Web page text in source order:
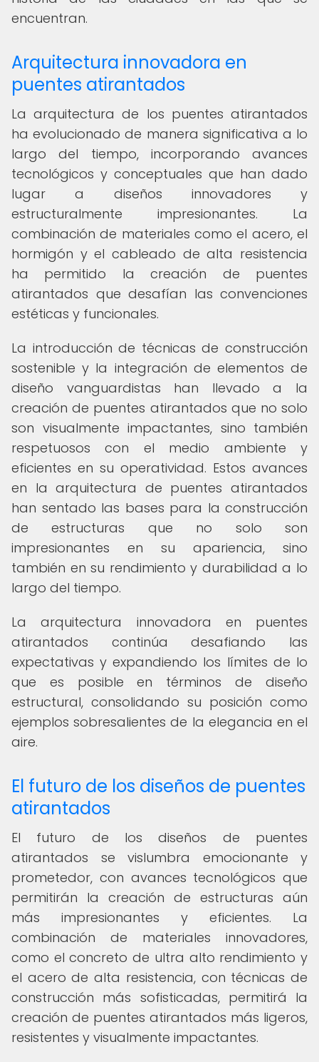
encuentran.
Arquitectura innovadora en
puentes atirantados
La arquitectura de los puentes atirantados
ha evolucionado de manera significativa a lo
largo del tiempo, incorporando avances
tecnológicos y conceptuales que han dado
lugar a diseños innovadores y
estructuralmente impresionantes. La
combinación de materiales como el acero, el
hormigón y el cableado de alta resistencia
ha permitido la creación de puentes
atirantados que desafían las convenciones
estéticas y funcionales.
La introducción de técnicas de construcción
sostenible y la integración de elementos de
diseño vanguardistas han llevado a la
creación de puentes atirantados que no solo
son visualmente impactantes, sino también
respetuosos con el medio ambiente y
eficientes en su operatividad. Estos avances
en la arquitectura de puentes atirantados
han sentado las bases para la construcción
de estructuras que no solo son
impresionantes en su apariencia, sino
también en su rendimiento y durabilidad a lo
largo del tiempo.
La arquitectura innovadora en puentes
atirantados continúa desafiando las
expectativas y expandiendo los límites de lo
que es posible en términos de diseño
estructural, consolidando su posición como
ejemplos sobresalientes de la elegancia en el
aire.
El futuro de los diseños de puentes
atirantados
El futuro de los diseños de puentes
atirantados se vislumbra emocionante y
prometedor, con avances tecnológicos que
permitirán la creación de estructuras aún
más impresionantes y eficientes. La
combinación de materiales innovadores,
como el concreto de ultra alto rendimiento y
el acero de alta resistencia, con técnicas de
construcción más sofisticadas, permitirá la
creación de puentes atirantados más ligeros,
resistentes y visualmente impactantes.